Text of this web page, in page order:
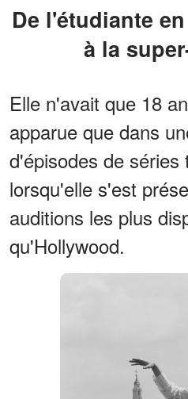
De l'étudiante en art dramatique
à la
Elle n'avait que 18
apparue que dans
d'épisodes de séries
lorsqu'elle s'est
auditions les plus
qu'Hollywood.